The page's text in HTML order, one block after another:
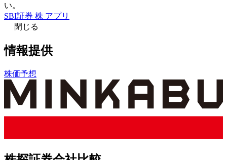
い。
SBI証券 株 アプリ
閉じる
情報提供
株価予想